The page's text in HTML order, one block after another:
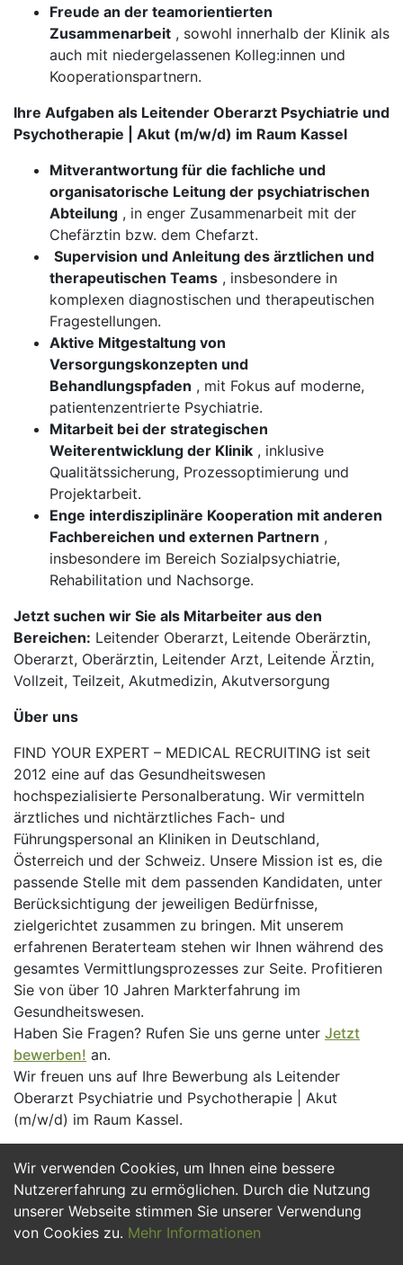
Wir verwenden Cookies, um Ihnen eine bessere
Nutzererfahrung zu ermöglichen. Durch die Nutzung
unserer Webseite stimmen Sie unserer Verwendung
von Cookies zu. Mehr Informationen
Freude an der teamorientierten
Zusammenarbeit , sowohl innerhalb der Klinik als
auch mit niedergelassenen Kolleg:innen und
Kooperationspartnern.
Ihre Aufgaben als Leitender Oberarzt Psychiatrie und
Psychotherapie | Akut (m/w/d) im Raum Kassel
Mitverantwortung für die fachliche und
organisatorische Leitung der psychiatrischen
Abteilung , in enger Zusammenarbeit mit der
Chefärztin bzw. dem Chefarzt.
Supervision und Anleitung des ärztlichen und
therapeutischen Teams , insbesondere in
komplexen diagnostischen und therapeutischen
Fragestellungen.
Aktive Mitgestaltung von
Versorgungskonzepten und
Behandlungspfaden , mit Fokus auf moderne,
patientenzentrierte Psychiatrie.
Mitarbeit bei der strategischen
Weiterentwicklung der Klinik , inklusive
Qualitätssicherung, Prozessoptimierung und
Projektarbeit.
Enge interdisziplinäre Kooperation mit anderen
Fachbereichen und externen Partnern ,
insbesondere im Bereich Sozialpsychiatrie,
Rehabilitation und Nachsorge.
Jetzt suchen wir Sie als Mitarbeiter aus den
Bereichen: Leitender Oberarzt, Leitende Oberärztin,
Oberarzt, Oberärztin, Leitender Arzt, Leitende Ärztin,
Vollzeit, Teilzeit, Akutmedizin, Akutversorgung
Über uns
FIND YOUR EXPERT – MEDICAL RECRUITING ist seit
2012 eine auf das Gesundheitswesen
hochspezialisierte Personalberatung. Wir vermitteln
ärztliches und nichtärztliches Fach- und
Führungspersonal an Kliniken in Deutschland,
Österreich und der Schweiz. Unsere Mission ist es, die
passende Stelle mit dem passenden Kandidaten, unter
Berücksichtigung der jeweiligen Bedürfnisse,
zielgerichtet zusammen zu bringen. Mit unserem
erfahrenen Beraterteam stehen wir Ihnen während des
gesamtes Vermittlungsprozesses zur Seite. Profitieren
Sie von über 10 Jahren Markterfahrung im
Gesundheitswesen.
Haben Sie Fragen? Rufen Sie uns gerne unter Jetzt
bewerben! an.
Wir freuen uns auf Ihre Bewerbung als Leitender
Oberarzt Psychiatrie und Psychotherapie | Akut
(m/w/d) im Raum Kassel.
Jetzt Bewerben